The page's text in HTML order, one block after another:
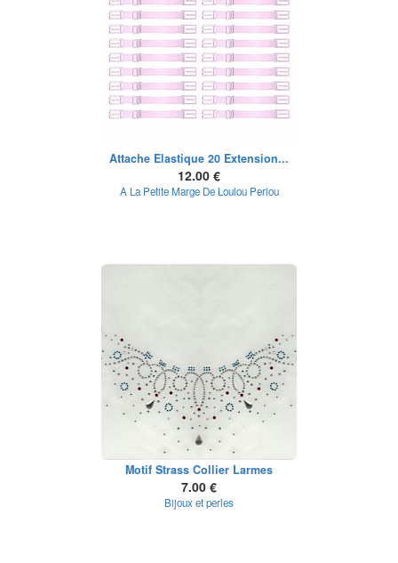
Attache Elastique 20 Extension...
12.00 €
A La Petite Marge De Loulou Perlou
Motif Strass Collier Larmes
7.00 €
Bijoux et perles